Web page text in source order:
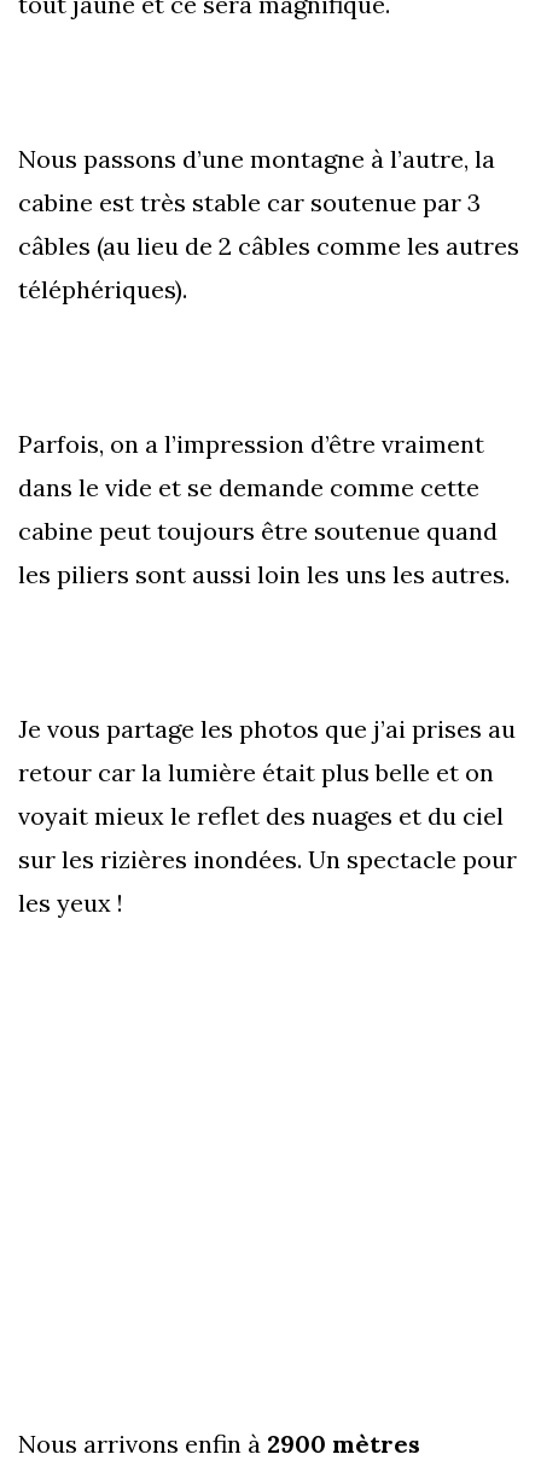
Nous passons d’une montagne à l’autre, la
cabine est très stable car soutenue par 3
câbles (au lieu de 2 câbles comme les autres
téléphériques).
Parfois, on a l’impression d’être vraiment
dans le vide et se demande comme cette
cabine peut toujours être soutenue quand
les piliers sont aussi loin les uns les autres.
Je vous partage les photos que j’ai prises au
retour car la lumière était plus belle et on
voyait mieux le reflet des nuages et du ciel
sur les rizières inondées. Un spectacle pour
les yeux !
Nous arrivons enfin à 2900 mètres